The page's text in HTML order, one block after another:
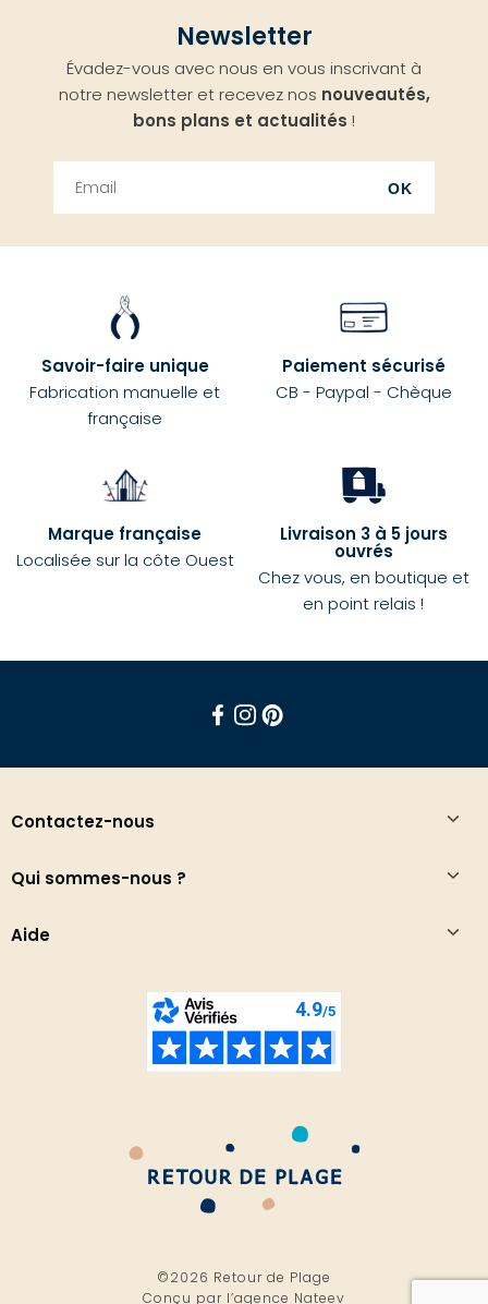
Newsletter
Évadez-vous avec nous en vous inscrivant à
notre newsletter et recevez nos nouveautés,
bons plans et actualités !
OK
Savoir-faire unique
Fabrication manuelle et
française
Paiement sécurisé
CB - Paypal - Chèque
Marque française
Localisée sur la côte Ouest
Livraison 3 à 5 jours
ouvrés
Chez vous, en boutique et
en point relais !
Contactez-nous
Qui sommes-nous ?
Aide
©2026 Retour de Plage
Conçu par l’agence Nateev